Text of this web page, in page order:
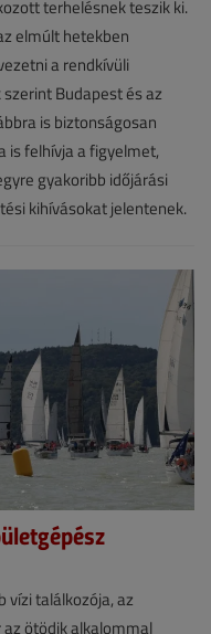
terhelésnek teszik ki.
elmúlt hetekben
a rendkívüli
Budapest és az
is biztonságosan
is felhívja a figyelmet,
gyakoribb időjárási
kihívásokat jelentenek.
vízi találkozója, az
ötödik alkalommal